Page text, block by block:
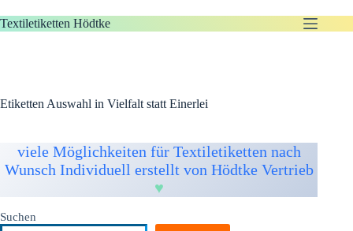
Inhalt
springen
Textiletiketten Hödtke
Etiketten Auswahl in Vielfalt statt Einerlei
viele Möglichkeiten für Textiletiketten nach
Wunsch Individuell erstellt von Hödtke Vertrieb
♥️
Suchen